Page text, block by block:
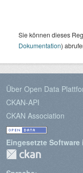
Sie können dieses
Dokumentation)
Über Open Data
CKAN-API
CKAN Association
Eingesetzte Software